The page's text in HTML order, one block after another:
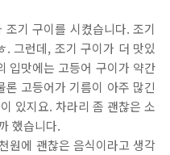
기 구이를 시켰습니다. 조기
. 그런데, 조기 구이가 더 맛있
입맛에는 고등어 구이가 약간
고등어가 기름이 아주 많긴
있지요. 차라리 좀 괜찮은 소
했습니다.
원에 괜찮은 음식이라고 생각